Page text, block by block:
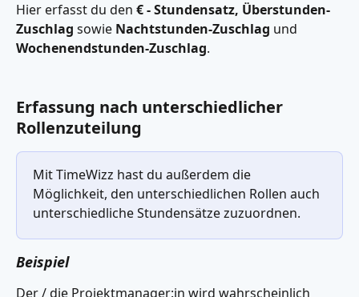
Hier erfasst du den € - Stundensatz, Überstunden-
Zuschlag sowie Nachtstunden-Zuschlag und
Wochenendstunden-Zuschlag.
Erfassung nach unterschiedlicher
Rollenzuteilung
Mit TimeWizz hast du außerdem die
Möglichkeit, den unterschiedlichen Rollen auch
unterschiedliche Stundensätze zuzuordnen.
Beispiel
Der / die Projektmanager:in wird wahrscheinlich